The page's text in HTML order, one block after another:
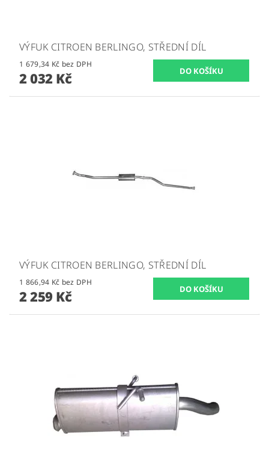
VÝFUK CITROEN BERLINGO, STŘEDNÍ DÍL
1 679,34 Kč bez DPH
2 032 Kč
VÝFUK CITROEN BERLINGO, STŘEDNÍ DÍL
1 866,94 Kč bez DPH
2 259 Kč